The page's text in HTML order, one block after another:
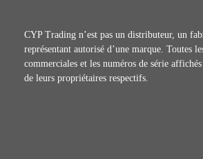
CYP Trading n’est pas un distributeur, un
représentant autorisé d’une marque. Toutes
commerciales et les numéros de série affichés
de leurs propriétaires respectifs.